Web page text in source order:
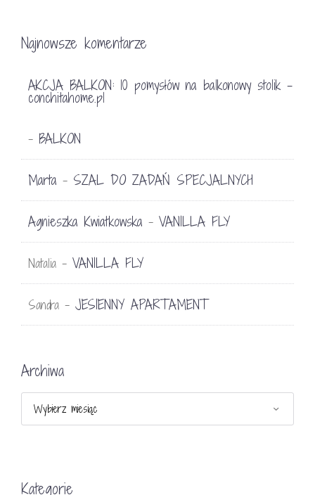
Najnowsze komentarze
AKCJA BALKON: 10 pomysłów na balkonowy stolik -
conchitahome.pl
- BALKON
Marta - SZAL DO ZADAŃ SPECJALNYCH
Agnieszka Kwiatkowska - VANILLA FLY
Natalia - VANILLA FLY
Sandra - JESIENNY APARTAMENT
Archiwa
Kategorie